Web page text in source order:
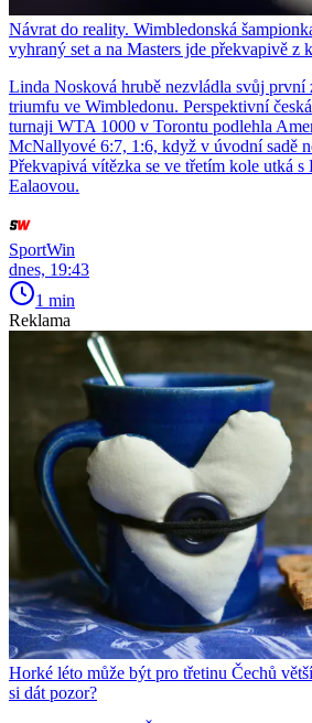
Návrat do reality. Wimbledonská
vyhraný set a na Masters jde překvapivě z
Linda Nosková hrubě nezvládla svůj první
triumfu ve Wimbledonu. Perspektivní
turnaji WTA 1000 v Torontu podlehla
McNallyové 6:7, 1:6, když v úvodní sadě
Překvapivá vítězka se ve třetím kole utká
Ealaovou.
SportWin
dnes, 19:43
1 min
Reklama
Horké léto může být pro třetinu Čechů
si dát pozor?